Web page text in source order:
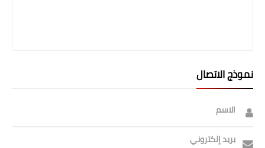
نموذج الاتصال
الاسم
بريد إلكتروني